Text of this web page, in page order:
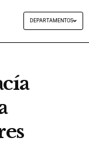
DEPARTAMENTOS